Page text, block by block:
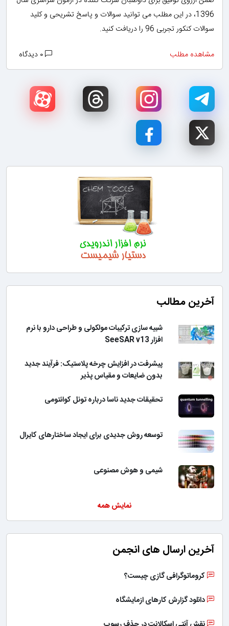
1396، در این مطلب می توانید سوالات و پاسخ تشریحی و کلید
سوالات کنکور تجربی 96 را دریافت کنید.
مشاهده مطلب
آخرین مطالب
شبیه سازی ترکیبات مولکولی و طراحی دارو با نرم
افزار SeeSAR v13
پیشرفت در افزایش چرخه پلاستیک: فرآیند جدید
بدون ضایعات و مقیاس پذیر
تحقیقات جدید ناسا درباره تونل کوانتومی
توسعه روش جدیدی برای ایجاد ساختارهای کایرال
شیمی و هوش مصنوعی
نمایش همه
آخرین ارسال های انجمن
کروماتوگرافی گازی چیست؟
دانلود گزارش کارهای ازمایشگاه